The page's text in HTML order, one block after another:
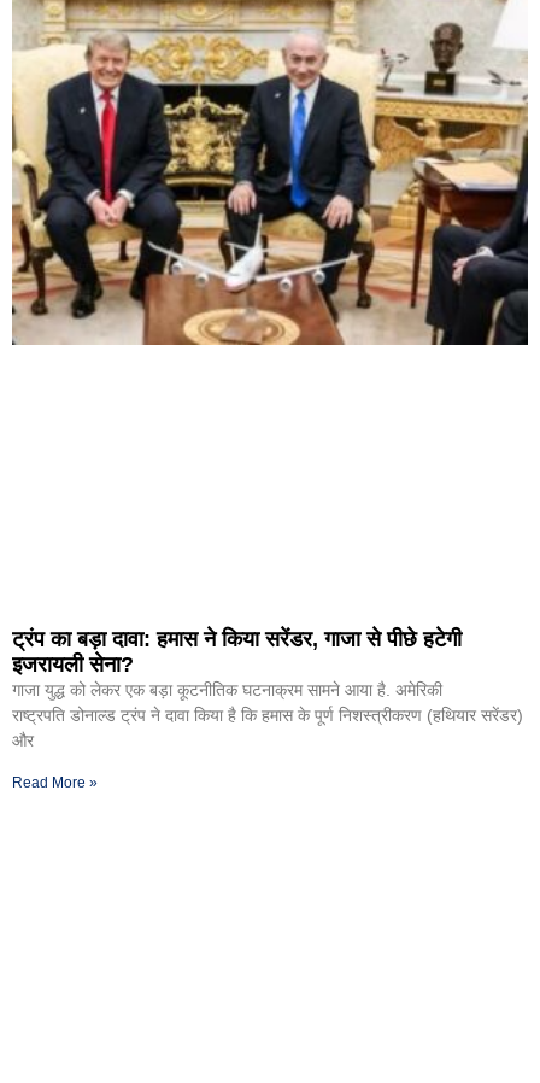
ट्रंप का बड़ा दावा: हमास ने किया सरेंडर, गाजा से पीछे हटेगी
इजरायली सेना?
गाजा युद्ध को लेकर एक बड़ा कूटनीतिक घटनाक्रम सामने आया है. अमेरिकी
राष्ट्रपति डोनाल्ड ट्रंप ने दावा किया है कि हमास के पूर्ण निशस्त्रीकरण (हथियार सरेंडर)
और
Read More »